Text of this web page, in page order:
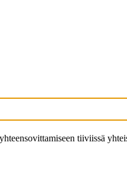
tiiviissä